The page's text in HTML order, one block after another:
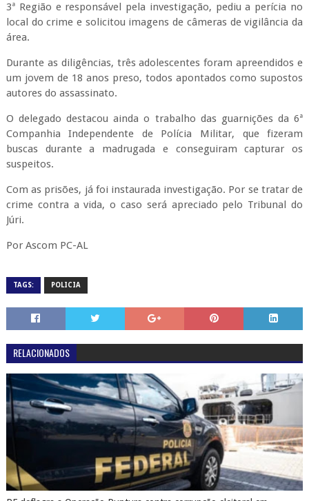
3ª Região e responsável pela investigação, pediu a perícia no
local do crime e solicitou imagens de câmeras de vigilância da
área.
Durante as diligências, três adolescentes foram apreendidos e
um jovem de 18 anos preso, todos apontados como supostos
autores do assassinato.
O delegado destacou ainda o trabalho das guarnições da 6ª
Companhia Independente de Polícia Militar, que fizeram
buscas durante a madrugada e conseguiram capturar os
suspeitos.
Com as prisões, já foi instaurada investigação. Por se tratar de
crime contra a vida, o caso será apreciado pelo Tribunal do
Júri.
Por Ascom PC-AL
TAGS: POLICIA
RELACIONADOS